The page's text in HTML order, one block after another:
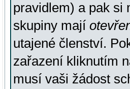
pravidlem) a pak si
skupiny mají
utajené členství.
zařazení kliknutím
musí vaši žádost